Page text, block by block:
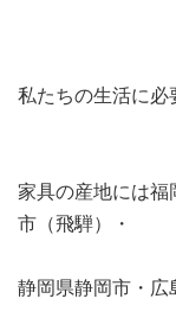
私たちの生活に必
家具の産地には福
市（飛騨）・
静岡県静岡市・広